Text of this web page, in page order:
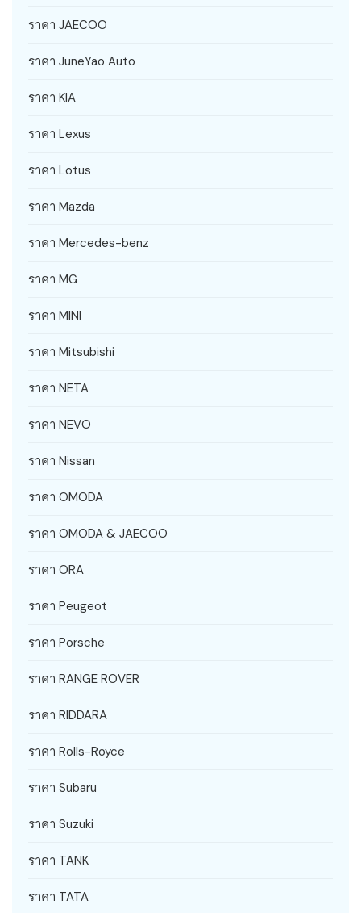
ราคา JAECOO
ราคา JuneYao Auto
ราคา KIA
ราคา Lexus
ราคา Lotus
ราคา Mazda
ราคา Mercedes-benz
ราคา MG
ราคา MINI
ราคา Mitsubishi
ราคา NETA
ราคา NEVO
ราคา Nissan
ราคา OMODA
ราคา OMODA & JAECOO
ราคา ORA
ราคา Peugeot
ราคา Porsche
ราคา RANGE ROVER
ราคา RIDDARA
ราคา Rolls-Royce
ราคา Subaru
ราคา Suzuki
ราคา TANK
ราคา TATA